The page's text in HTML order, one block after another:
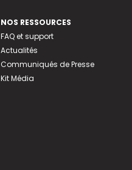
NOS RESSOURCES
FAQ et support
Actualités
Communiqués de Presse
Kit Média